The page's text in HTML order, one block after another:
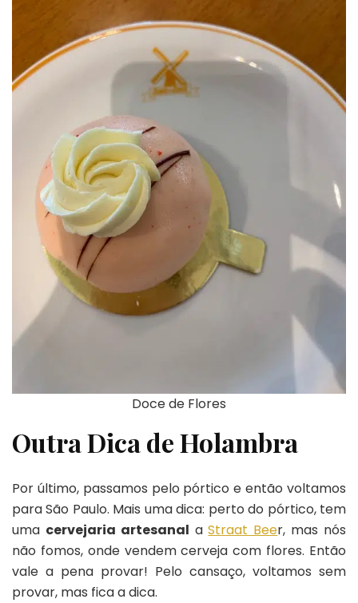
Doce de Flores
Outra Dica de Holambra
Por último, passamos pelo pórtico e então voltamos
para São Paulo. Mais uma dica: perto do pórtico, tem
uma cervejaria artesanal aStraat Beer, mas nós
não fomos, onde vendem cerveja com flores. Então
vale a pena provar! Pelo cansaço, voltamos sem
provar, mas fica a dica.